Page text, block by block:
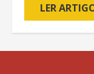
LER